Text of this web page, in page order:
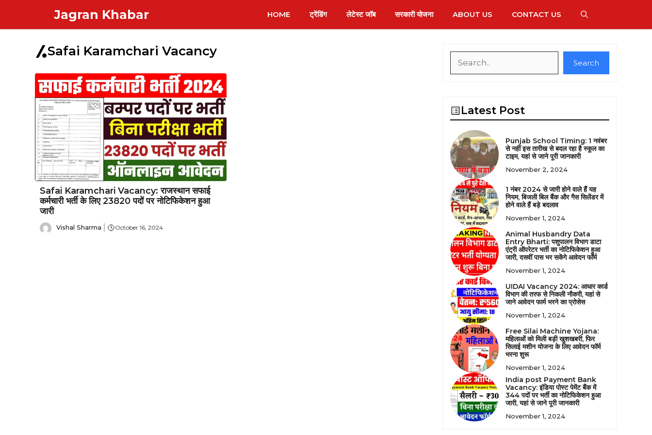
content
Jagran Khabar HOME ट्रेंडिंग लेटेस्ट जॉब सरकारी योजना ABOUT US CONTACT US
Safai Karamchari Vacancy
Safai Karamchari Vacancy: राजस्थान सफाई
कर्मचारी भर्ती के लिए 23820 पदों पर नोटिफिकेशन हुआ
जारी
Vishal Sharma October 16, 2024
Search
Latest Post
Punjab School Timing: 1 नवंबर
से नहीं इस तारीख से बदल रहा है स्कूल का
टाइम, यहां से जाने पूरी जानकारी
November 2, 2024
1 नंबर 2024 से जारी होने वाले हैं यह
नियम, बिजली बिल बैंक और गैस सिलेंडर में
होने वाले हैं बड़े बदलाव
November 1, 2024
Animal Husbandry Data
Entry Bharti: पशुपालन विभाग डाटा
एंट्री ऑपरेटर भर्ती का नोटिफिकेशन हुआ
जारी, दसवीं पास भर सकेंगे आवेदन फॉर्म
November 1, 2024
UIDAI Vacancy 2024: आधार कार्ड
विभाग की तरफ से निकली नौकरी, यहां से
जाने आवेदन फार्म भरने का प्रोसेस
November 1, 2024
Free Silai Machine Yojana:
महिलाओं को मिली बड़ी खुशखबरी, फिर
सिलाई मशीन योजना के लिए आवेदन फॉर्म
भरना शुरू
November 1, 2024
India post Payment Bank
Vacancy: इंडिया पोस्ट पेमेंट बैंक में
344 पदों पर भर्ती का नोटिफिकेशन हुआ
जारी, यहां से जाने पूरी जानकारी
November 1, 2024